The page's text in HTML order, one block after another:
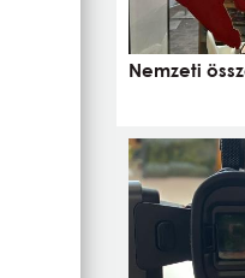
Nemzeti